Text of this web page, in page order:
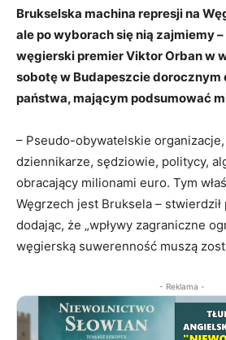
Brukselska machina represji na
ale po wyborach się nią zajmiemy
węgierski premier Viktor Orban w
sobotę w Budapeszcie dorocznym
państwa, mającym podsumować
– Pseudo-obywatelskie
dziennikarze, sędziowie, politycy,
obracający milionami euro. Tym
Węgrzech jest Bruksela – stwierdził
dodając, że „wpływy zagraniczne
węgierską suwerenność muszą
- Reklama -